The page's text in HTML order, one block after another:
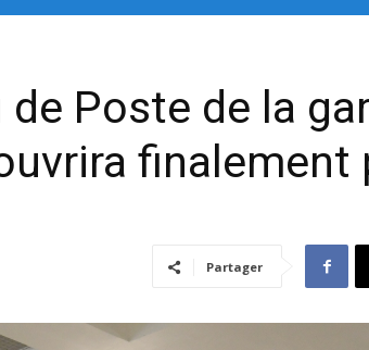
de Poste de la
finalement
Partager